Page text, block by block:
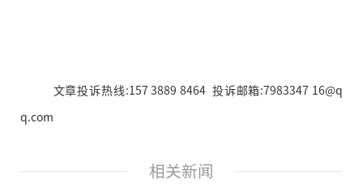
文章投诉热线:157 3889 8464 投诉邮箱:7983347 16@q
q.com
相关新闻